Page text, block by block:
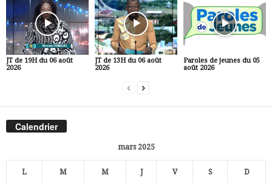
JT de 19H du 06 août
2026
JT de 13H du 06 août
2026
Paroles de jeunes du 05
août 2026
Calendrier
mars 2025
L M M J V S D